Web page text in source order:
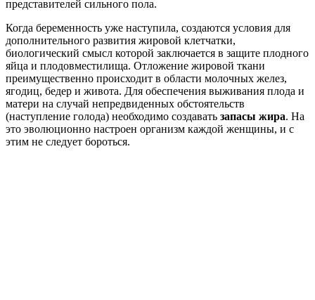
представителей сильного пола.
Когда беременность уже наступила, создаются условия для
дополнительного развития жировой клетчатки,
биологический смысл которой заключается в защите плодного
яйца и плодовместилища. Отложение жировой ткани
преимущественно происходит в области молочных желез,
ягодиц, бедер и живота. Для обеспечения выживания плода и
матери на случай непредвиденных обстоятельств
(наступление голода) необходимо создавать запасы жира. На
это эволюционно настроен организм каждой женщины, и с
этим не следует бороться.